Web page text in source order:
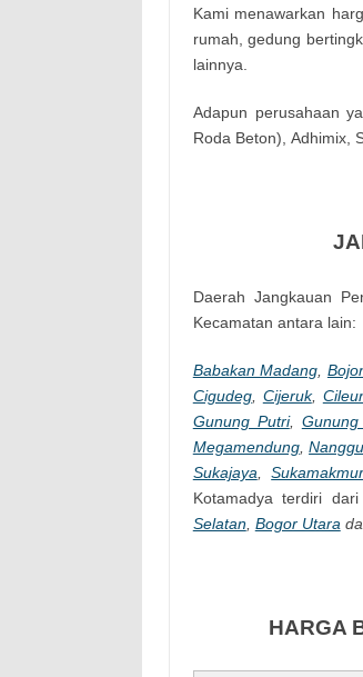
Kami menawarkan
rumah, gedung
lainnya.
Adapun pеrusаhааn
Rоdа Веtоn), Аdhіmіх,
Daerah Jangkauan
Kecamatan antara lain:
Babakan Madang
Cigudeg, Cijeruk,
Gunung Putri,
Megamendung,
Sukajaya ,Sukamakmur
Kotamadya terdiri
Selatan, Bogor Utara
HARGA